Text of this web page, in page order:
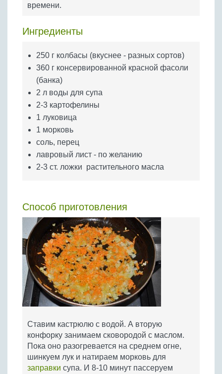
Бобовые
Крупы
времени.
Ингредиенты
250 г колбасы (вкуснее - разных сортов)
360 г консервированной красной фасоли
(банка)
2 л воды для супа
2-3 картофелины
1 луковица
1 морковь
соль, перец
лавровый лист - по желанию
2-3 ст. ложки растительного масла
Способ приготовления
Ставим кастрюлю с водой. А вторую
конфорку занимаем сковородой с маслом.
Пока оно разогревается на среднем огне,
шинкуем лук и натираем морковь для
заправки супа. И 8-10 минут пассеруем